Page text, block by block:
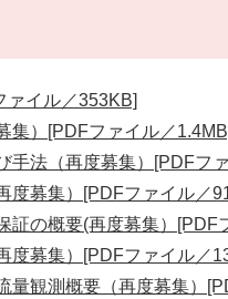
ァイル／353KB]
）[PDFファイル／
法（再度募集）[PDFフ
募集）[PDFファイル／
の概要(再度募集）[PDF
募集）[PDFファイル／
観測概要（再度募集）